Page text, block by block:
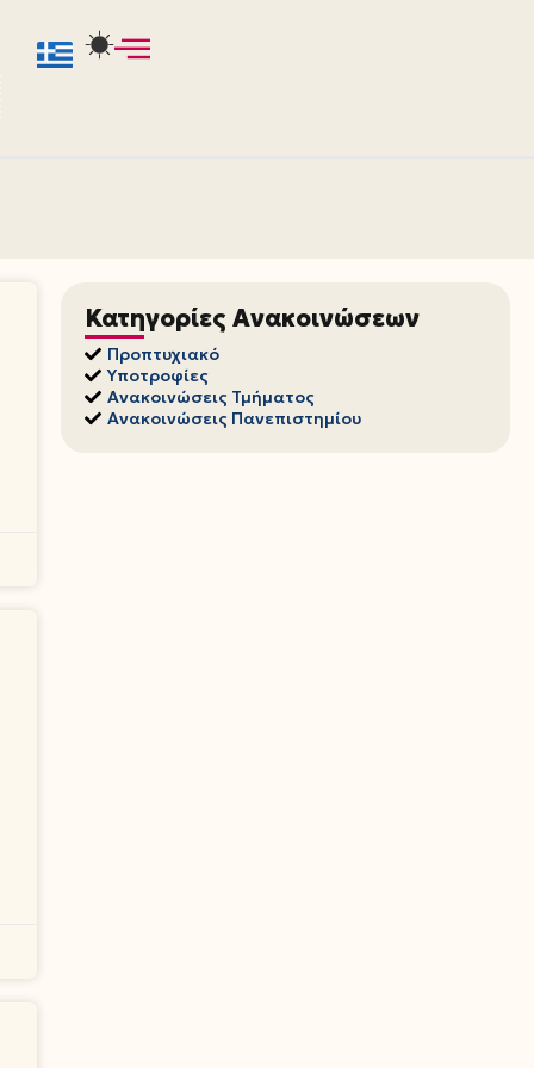
Κατηγορίες Ανακοινώσεων
Προπτυχιακό
Υποτροφίες
Ανακοινώσεις Τμήματος
Ανακοινώσεις Πανεπιστημίου